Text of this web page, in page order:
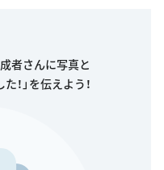
者さんに写真と
！」を伝えよう！